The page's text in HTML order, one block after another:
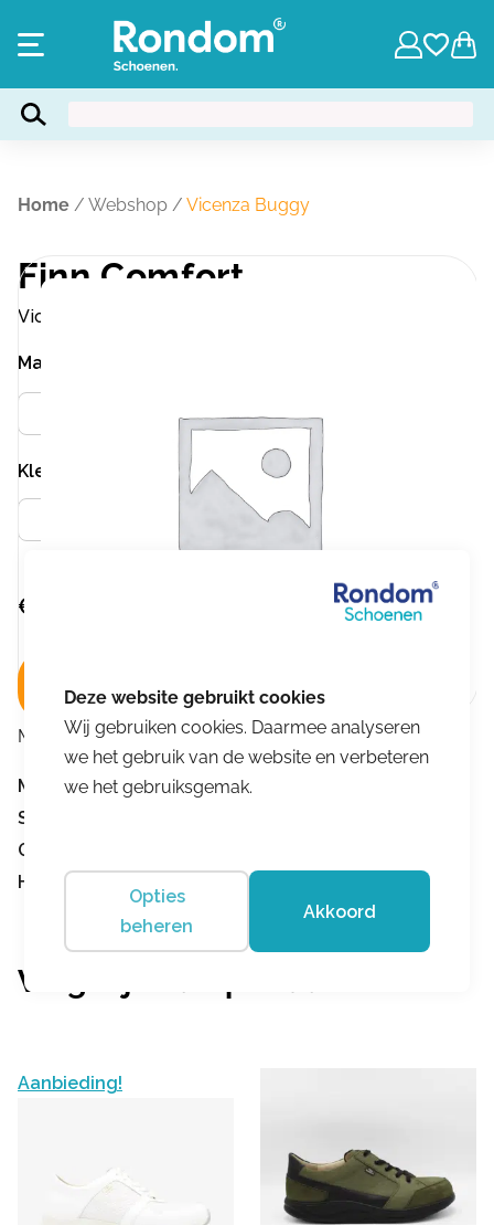
Home / Webshop / Vicenza Buggy
Finn Comfort
Vicenza Buggy
Kleur
Maat
€
In winkelwagen
Merk: Finn Comfort
Merk: Finn Comfort
Stevige hielomsluiting:
Geschikt voor inlegzolen:
Hakhoogte:
Hakhoogte 0-3 cm
Vergelijkbare producten
Aanbieding!
Wij gebruiken cookies. Daarmee analyseren
we het gebruik van de website en verbeteren
we het gebruiksgemak.
Opties
beheren
Akkoord